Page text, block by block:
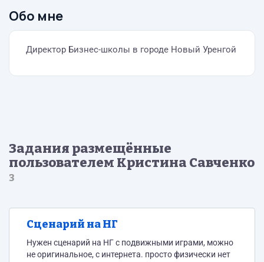
Обо мне
Директор Бизнес-школы в городе Новый Уренгой
Задания размещённые
пользователем Кристина Савченко
3
Сценарий на НГ
Нужен сценарий на НГ с подвижными играми, можно
не оригинальное, с интернета. просто физически нет